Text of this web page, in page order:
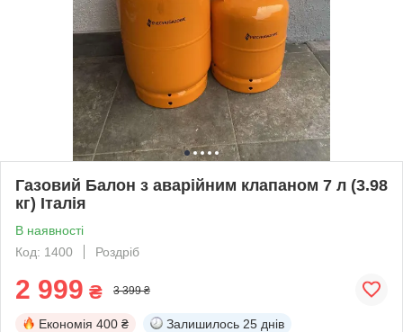
Газовий Балон з аварійним клапаном 7 л (3.98
кг) Італія
В наявності
Код: 1400
Роздріб
2 999 ₴ 3 399 ₴
Економія 400 ₴ Залишилось 25 днів